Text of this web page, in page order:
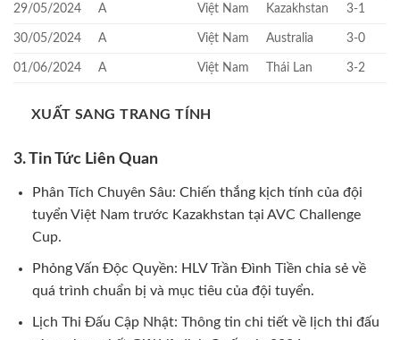
29/05/2024 A Việt Nam Kazakhstan 3-1
30/05/2024 A Việt Nam Australia 3-0
01/06/2024 A Việt Nam Thái Lan 3-2
XUẤT SANG TRANG TÍNH
3. Tin Tức Liên Quan
Phân Tích Chuyên Sâu: Chiến thắng kịch tính của đội
tuyển Việt Nam trước Kazakhstan tại AVC Challenge
Cup.
Phỏng Vấn Độc Quyền: HLV Trần Đình Tiền chia sẻ về
quá trình chuẩn bị và mục tiêu của đội tuyển.
Lịch Thi Đấu Cập Nhật: Thông tin chi tiết về lịch thi đấu